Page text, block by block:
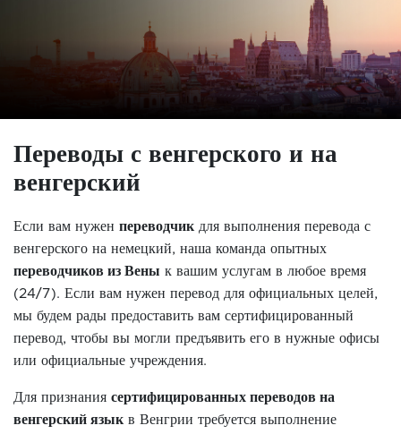
Переводы с венгерского и на
венгерский
Если вам нужен переводчик для выполнения перевода с
венгерского на немецкий, наша команда опытных
переводчиков из Вены к вашим услугам в любое время
(24/7). Если вам нужен перевод для официальных целей,
мы будем рады предоставить вам сертифицированный
перевод, чтобы вы могли предъявить его в нужные офисы
или официальные учреждения.
Для признания сертифицированных переводов на
венгерский язык в Венгрии требуется выполнение